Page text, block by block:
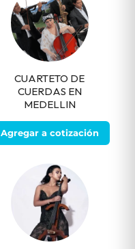
CUARTETO DE
CUERDAS EN
MEDELLIN
Agregar a cotización